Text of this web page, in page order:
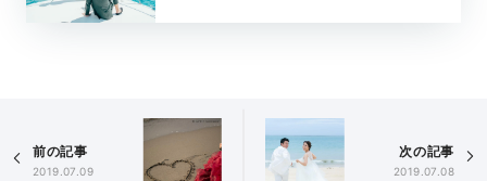
前の記事
2019.07.09
次の記事
2019.07.08